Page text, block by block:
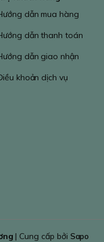
dẫn mua hàng
dẫn thanh toán
dẫn giao nhận
khoản dịch vụ
| Cung cấp bởi Sapo